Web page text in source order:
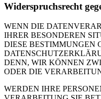
Widerspruchsrecht
WENN DIE
IHRER BESONDEREN
DIESE BESTIMMUNGEN
DENN, WIR KÖNNEN
ODER DIE
WERDEN IHRE